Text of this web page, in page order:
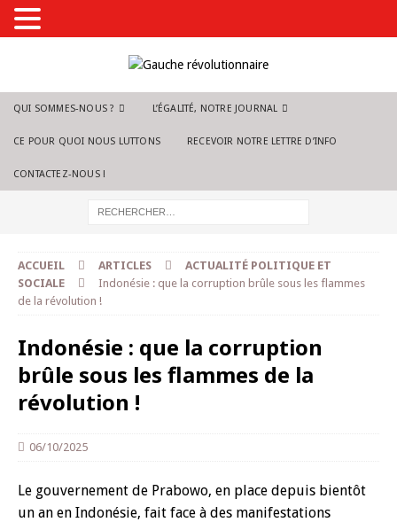
QUI SOMMES-NOUS ? L’ÉGALITÉ, NOTRE JOURNAL
CE POUR QUOI NOUS LUTTONS RECEVOIR NOTRE LETTRE D’INFO
CONTACTEZ-NOUS !
ACCUEIL ARTICLES
ACTUALITÉ POLITIQUE ET
SOCIALE
Indonésie : que la corruption brûle sous les flammes
de la révolution !
Indonésie : que la corruption
brûle sous les flammes de la
révolution !
06/10/2025
Le gouvernement de Prabowo, en place depuis bientôt
un an en Indonésie, fait face à des manifestations